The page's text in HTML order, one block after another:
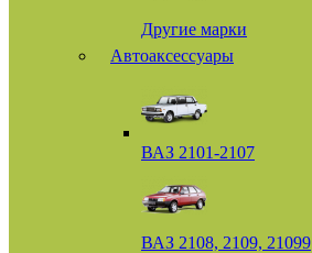
Другие марки
Автоаксессуары
ВАЗ 2101-2107
ВАЗ 2108, 2109, 21099